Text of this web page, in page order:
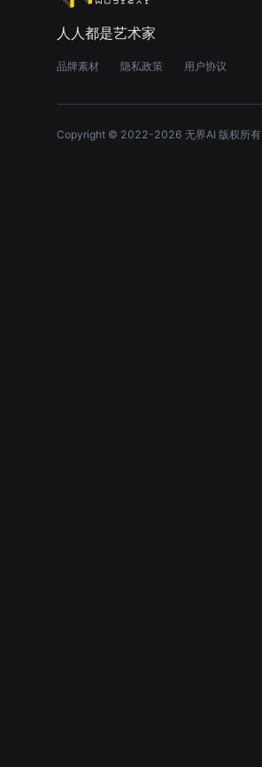
人人都是艺术家
品牌素材 隐私政策 用户协议
Copyright © 2022-2026 无界AI 版权所有